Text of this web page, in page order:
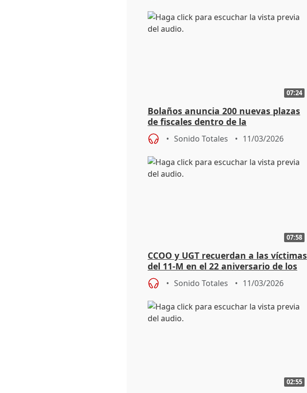
07:24
Bolaños anuncia 200 nuevas plazas
de fiscales dentro de la
"macroconvocatoria"
Sonido Totales 11/03/2026
07:58
CCOO y UGT recuerdan a las víctimas
del 11-M en el 22 aniversario de los
atentados
Sonido Totales 11/03/2026
02:55